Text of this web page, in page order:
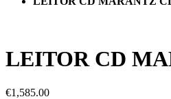
LEITOR CD
€1,585.00